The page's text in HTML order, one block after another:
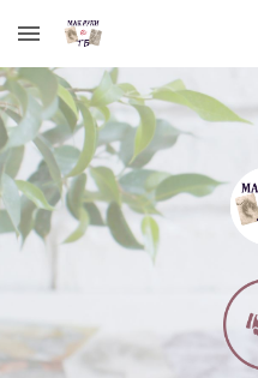
Skip to main content